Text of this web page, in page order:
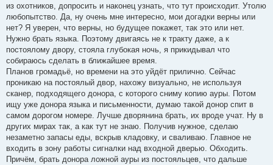
из охотников, допросить и наконец узнать, что тут происходит. Утолю
любопытство. Да, ну очень мне интересно, мои догадки верны или
нет? Я уверен, что верны, но будущее покажет, так это или нет.
Нужно брать языка. Поэтому двигаясь не к тракту даже, а к
постоялому двору, стояла глубокая ночь, я прикидывал что
собираюсь сделать в ближайшее время.
Планов громадьё, но времени на это уйдёт прилично. Сейчас
проникаю на постоялый двор, нахожу визуально, не используя
сканер, подходящего донора, с которого сниму копию ауры. Потом
ищу уже донора языка и письменности, думаю такой донор спит в
самом дорогом номере. Лучше дворянина брать, их вроде учат. Ну в
других мирах так, а как тут не знаю. Получив нужное, сделаю
незаметно запасы еды, вскрыв кладовку, и сваливаю. Главное не
входить в зону работы сигналки над входной дверью. Обходить.
Причём, брать донора ложной ауры из постояльцев, что дальше